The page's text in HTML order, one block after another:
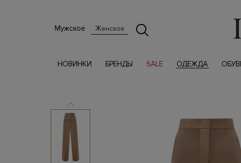
Мужское Женское
НОВИНКИ БРЕНДЫ SALE ОДЕЖДА